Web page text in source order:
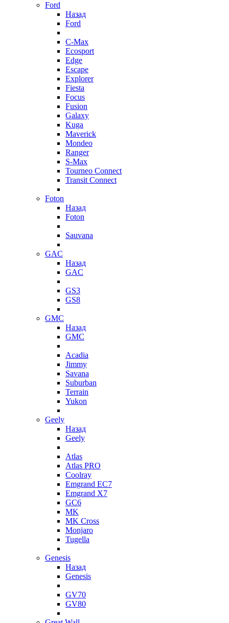
Ford
Назад
Ford
C-Max
Ecosport
Edge
Escape
Explorer
Fiesta
Focus
Fusion
Galaxy
Kuga
Maverick
Mondeo
Ranger
S-Max
Tourneo Connect
Transit Connect
Foton
Назад
Foton
Sauvana
GAC
Назад
GAC
GS3
GS8
GMC
Назад
GMC
Acadia
Jimmy
Savana
Suburban
Terrain
Yukon
Geely
Назад
Geely
Atlas
Atlas PRO
Coolray
Emgrand EC7
Emgrand X7
GC6
MK
MK Cross
Monjaro
Tugella
Genesis
Назад
Genesis
GV70
GV80